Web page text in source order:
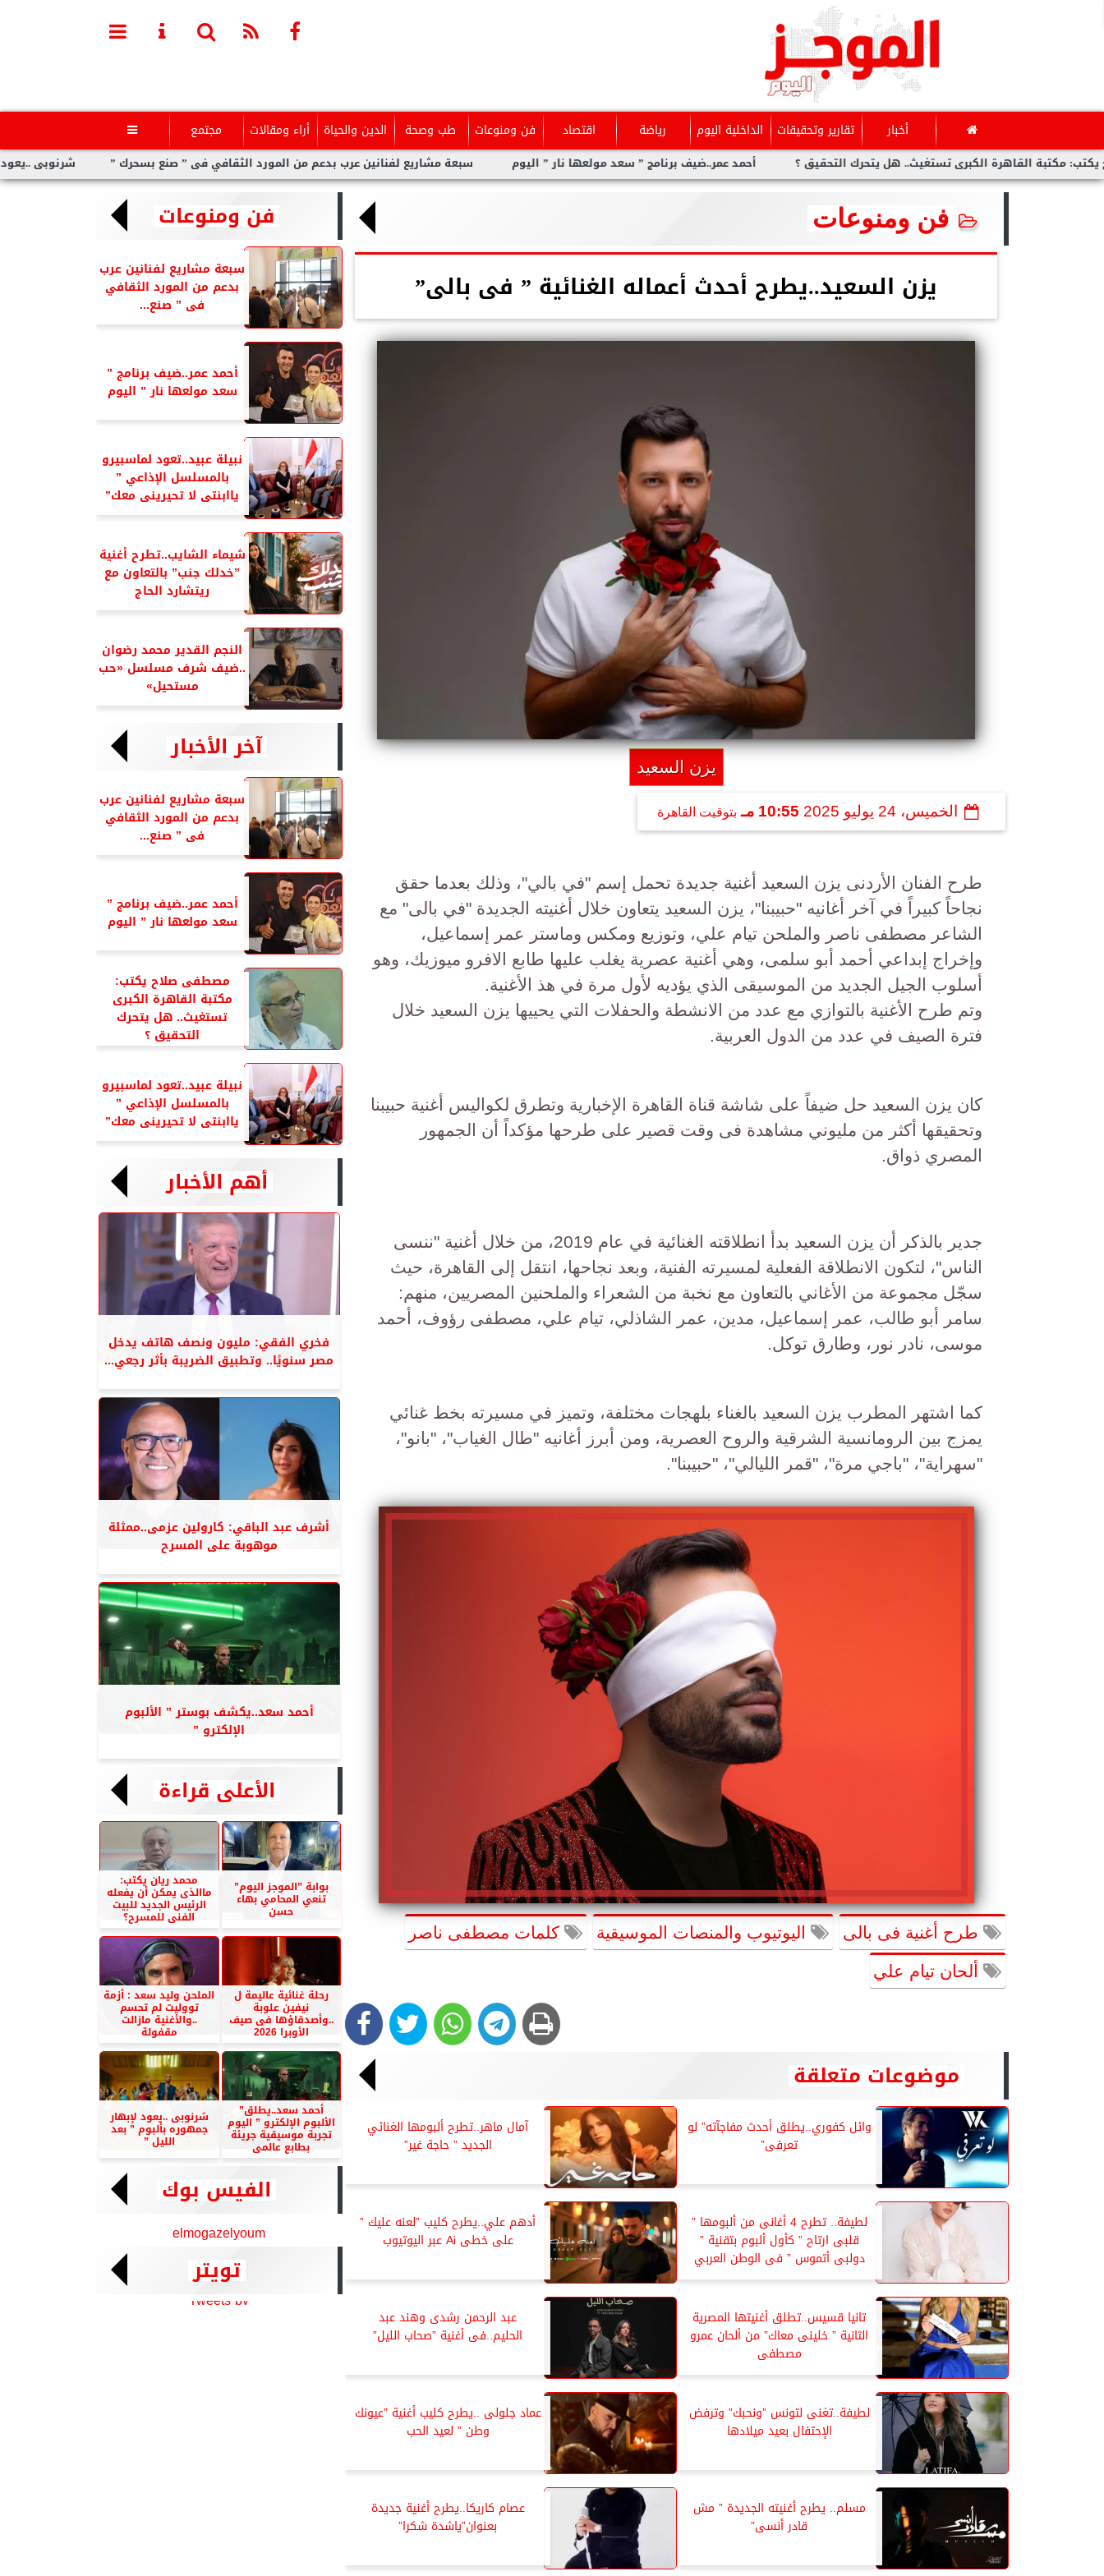
أخبار تقارير وتحقيقات الداخلية اليوم رياضة اقتصاد فن ومنوعات طب وصحة الدين والحياة أراء ومقالات مجتمع 
شرنوبى ..يعود لإبهار سبعة مشاريع لفنانين عرب بدعم من المورد الثقافي فى ” صنع بسحرك ” أحمد عمر..ضيف برنامج ” سعد مولعها نار ” اليوم الكبرى تستغيث.. هل يتحرك التحقيق ؟
فن ومنوعات
يزن السعيد..يطرح أحدث أعماله الغنائية ” فى بالى”
يزن السعيد
الخميس، 24 يوليو 2025 10:55 مـ بتوقيت القاهرة
طرح الفنان الأردنى يزن السعيد أغنية جديدة تحمل إسم "في بالي"، وذلك بعدما حقق
نجاحاً كبيراً في آخر أغانيه "حبيبنا"، يزن السعيد يتعاون خلال أغنيته الجديدة "في بالى" مع
الشاعر مصطفى ناصر والملحن تيام علي، وتوزيع ومكس وماستر عمر إسماعيل،
وإخراج إبداعي أحمد أبو سلمى، وهي أغنية عصرية يغلب عليها طابع الافرو ميوزيك، وهو
أسلوب الجيل الجديد من الموسيقى الذي يؤديه لأول مرة في هذ الأغنية.
وتم طرح الأغنية بالتوازي مع عدد من الانشطة والحفلات التي يحييها يزن السعيد خلال
فترة الصيف في عدد من الدول العربية.
كان يزن السعيد حل ضيفاً على شاشة قناة القاهرة الإخبارية وتطرق لكواليس أغنية حبيبنا
وتحقيقها أكثر من مليوني مشاهدة فى وقت قصير على طرحها مؤكداً أن الجمهور
المصري ذواق.
جدير بالذكر أن يزن السعيد بدأ انطلاقته الغنائية في عام 2019، من خلال أغنية "ننسى
الناس"، لتكون الانطلاقة الفعلية لمسيرته الفنية، وبعد نجاحها، انتقل إلى القاهرة، حيث
سجّل مجموعة من الأغاني بالتعاون مع نخبة من الشعراء والملحنين المصريين، منهم:
سامر أبو طالب، عمر إسماعيل، مدين، عمر الشاذلي، تيام علي، مصطفى رؤوف، أحمد
موسى، نادر نور، وطارق توكل.
كما اشتهر المطرب يزن السعيد بالغناء بلهجات مختلفة، وتميز في مسيرته بخط غنائي
يمزج بين الرومانسية الشرقية والروح العصرية، ومن أبرز أغانيه "طال الغياب"، "بانو"،
"سهراية"، "باجي مرة"، "قمر الليالي"، "حبيبنا".
طرح أغنية فى بالى اليوتيوب والمنصات الموسيقية كلمات مصطفى ناصر
ألحان تيام علي
موضوعات متعلقة
وائل كفوري..يطلق أحدث مفاجآته” لو
تعرفى”
آمال ماهر..تطرح ألبومها الغنائي
الجديد ” حاجة غير”
لطيفة.. تطرح 4 أغانى من ألبومها ”
قلبى ارتاح ” كأول ألبوم بتقنية ”
دولبى أتموس ” فى الوطن العربي
أدهم علي..يطرح كليب ”لعنه عليك ”
على خطى Ai عبر اليوتيوب
تانيا قسيس..تطلق أغنيتها المصرية
الثانية ” خلينى معاك” من ألحان عمرو
مصطفى
عبد الرحمن رشدى وهند عبد
الحليم..فى أغنية ”صحاب الليل”
لطيفة..تغنى لتونس ”ونحبك” وترفض
الإحتفال بعيد ميلادها
عماد جلولى ..يطرح كليب أغنية ”عيونك
وطن ” لعيد الحب
مسلم.. يطرح أغنيته الجديدة ” مش
قادر أنسى”
عصام كاريكا..يطرح أغنية جديدة
بعنوان”ياشدة شكرا”
فن ومنوعات
سبعة مشاريع لفنانين عرب
بدعم من المورد الثقافي
فى ” صنع...
أحمد عمر..ضيف برنامج ”
سعد مولعها نار ” اليوم
نبيلة عبيد..تعود لماسبيرو
بالمسلسل الإذاعي ”
ياابنتى لا تحيرينى معك”
شيماء الشايب..تطرح أغنية
”خدلك جنب” بالتعاون مع
ريتشارد الحاج
النجم القدير محمد رضوان
..ضيف شرف مسلسل «حب
مستحيل»
آخر الأخبار
سبعة مشاريع لفنانين عرب
بدعم من المورد الثقافي
فى ” صنع...
أحمد عمر..ضيف برنامج ”
سعد مولعها نار ” اليوم
مصطفى صلاح يكتب:
مكتبة القاهرة الكبرى
تستغيث.. هل يتحرك
التحقيق ؟
نبيلة عبيد..تعود لماسبيرو
بالمسلسل الإذاعي ”
ياابنتى لا تحيرينى معك”
أهم الأخبار
فخري الفقي: مليون ونصف هاتف يدخل
مصر سنويًا.. وتطبيق الضريبة بأثر رجعي...
أشرف عبد الباقي: كارولين عزمى..ممثلة
موهوبة على المسرح
أحمد سعد..يكشف بوستر ” الألبوم
الإلكترو ”
الأعلى قراءة
بوابة ”الموجز اليوم”
تنعي المحامي بهاء
حسن
محمد ريان يكتب:
ماالذى يمكن أن يفعله
الرئيس الجديد للبيت
الفنى للمسرح؟
رحلة غنائية عاليمة ل
نيفين علوبة
..وأصدقاؤها فى صيف
الأوبرا 2026
الملحن وليد سعد : أزمة
تووليت لم تحسم
..والأغنية مازالت
مقفولة
أحمد سعد..يطلق”
الألبوم الإلكترو ” اليوم
تجربة موسيقية جريئة
بطابع عالمى
شرنوبى ..يعود لإبهار
جمهوره بألبوم ” بعد
الليل ”
الفيس بوك
elmogazelyoum
تويتر
Tweets by